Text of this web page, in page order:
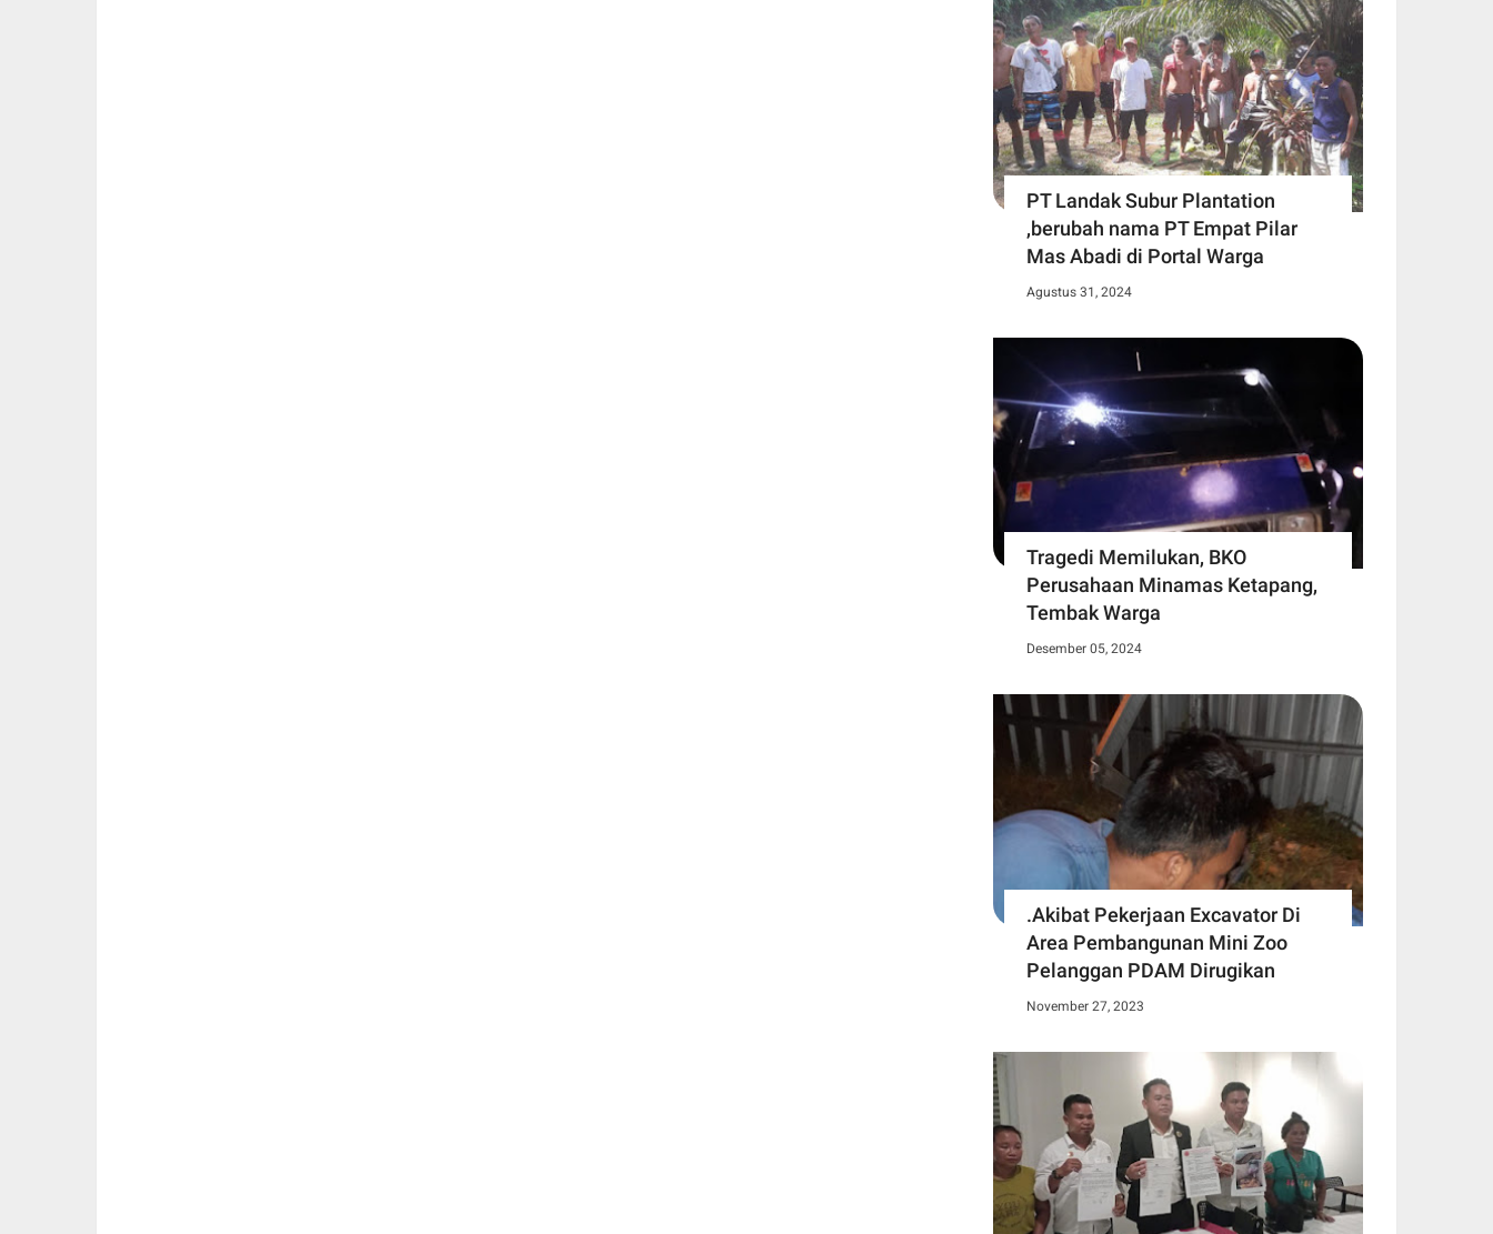
PT Landak Subur Plantation
,berubah nama PT Empat Pilar
Mas Abadi di Portal Warga
Agustus 31, 2024
Tragedi Memilukan, BKO
Perusahaan Minamas Ketapang,
Tembak Warga
Desember 05, 2024
.Akibat Pekerjaan Excavator Di
Area Pembangunan Mini Zoo
Pelanggan PDAM Dirugikan
November 27, 2023